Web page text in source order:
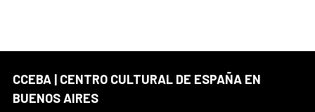
CCEBA | CENTRO CULTURAL DE ESPAÑA EN
BUENOS AIRES